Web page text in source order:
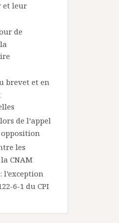
et leur
de
brevet et en
de l’appel
opposition
les
CNAM
l’exception
6-1 du CPI